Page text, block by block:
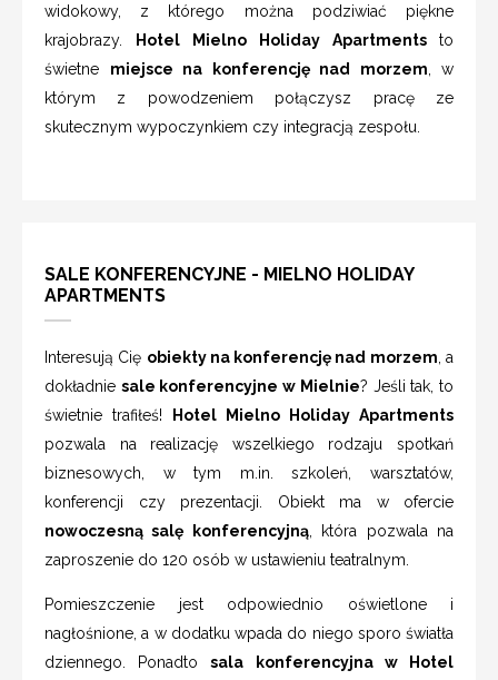
widokowy, z którego można podziwiać piękne
krajobrazy.
Hotel Mielno Holiday Apartments to
świetne miejsce na konferencję nad morzem , w
którym z powodzeniem połączysz pracę ze
skutecznym wypoczynkiem czy integracją zespołu.
SALE KONFERENCYJNE - MIELNO HOLIDAY
APARTMENTS
Interesują Cię obiekty na konferencję nad morzem , a
dokładnie sale konferencyjne w Mielnie? Jeśli tak, to
świetnie trafiłeś!
Hotel Mielno Holiday Apartments
pozwala na realizację wszelkiego rodzaju spotkań
biznesowych, w tym m.in. szkoleń, warsztatów,
konferencji czy prezentacji. Obiekt ma w ofercie
nowoczesną salę konferencyjną, która pozwala na
zaproszenie do 120 osób w ustawieniu teatralnym.
Pomieszczenie jest odpowiednio oświetlone i
nagłośnione, a w dodatku wpada do niego sporo światła
dziennego. Ponadtosala konferencyjna w Hotel